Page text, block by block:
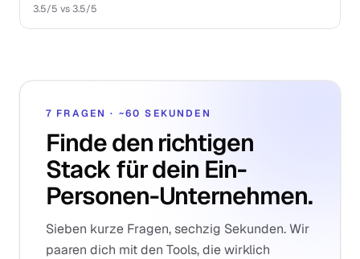
3.5/5 vs3.5/5
7 FRAGEN · ~60 SEKUNDEN
Finde den richtigen
Stack für dein Ein-
Personen-Unternehmen.
Sieben kurze Fragen, sechzig Sekunden. Wir
paaren dich mit den Tools, die wirklich